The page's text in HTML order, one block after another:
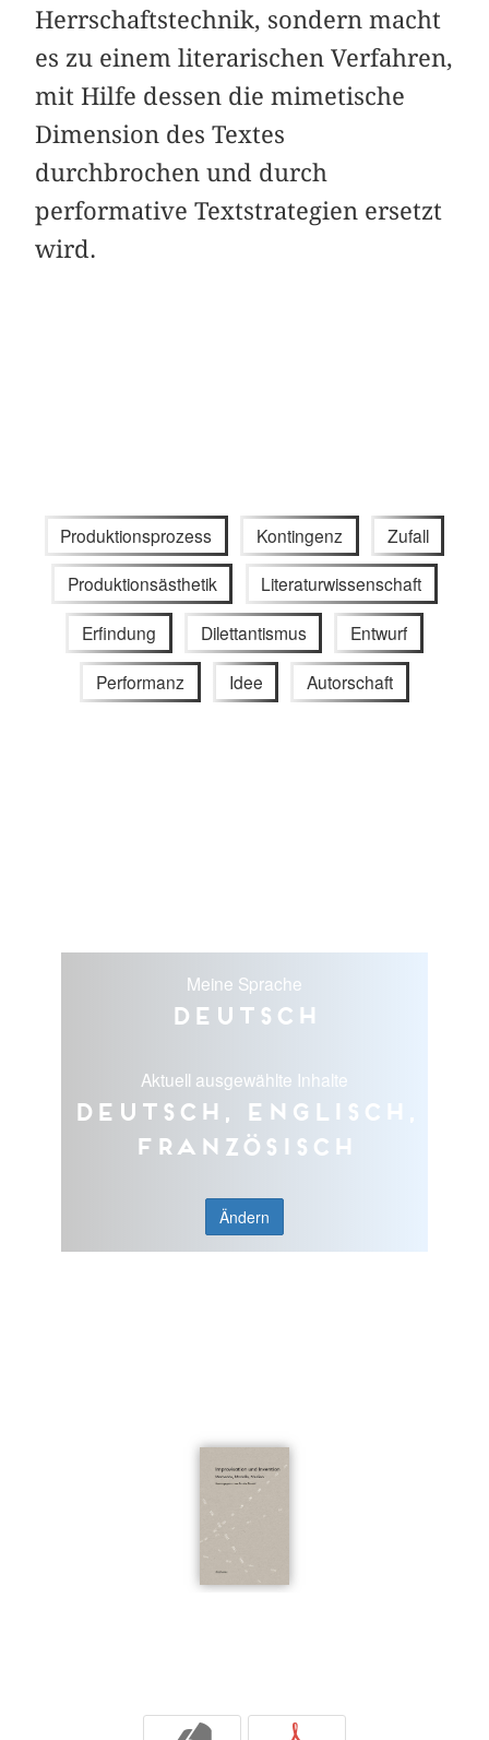
Herrschaftstechnik, sondern macht
es zu einem literarischen Verfahren,
mit Hilfe dessen die mimetische
Dimension des Textes
durchbrochen und durch
performative Textstrategien ersetzt
wird.
Produktionsprozess Kontingenz Zufall
Produktionsästhetik Literaturwissenschaft
Erfindung Dilettantismus Entwurf
Performanz Idee Autorschaft
Meine Sprache
Deutsch
Aktuell ausgewählte Inhalte
Deutsch, Englisch,
Französisch
Ändern